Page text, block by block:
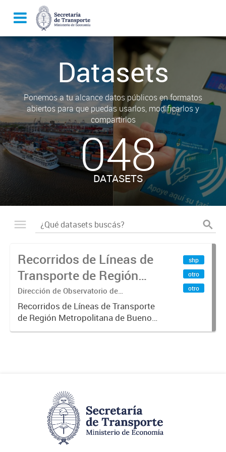
Datasets
Ponemos a tu alcance datos públicos en formatos
abiertos para que puedas usarlos, modificarlos y
compartirlos
048
DATASETS
Recorridos de Líneas de
Transporte de Región
Metropolitana de
Buenos Aires (RMBA)
Dirección de Observatorio de
Transporte, Estudio y Sistemas
Recorridos de Líneas de Transporte
de Región Metropolitana de Buenos
Aires (RMBA).-
shp
otro
otro